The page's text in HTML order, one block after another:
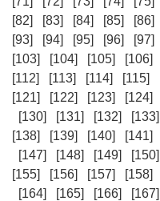
[82]
[83] [84] [85] [86]
[93]
[94] [95] [96] [97]
[103]
[104] [105] [106]
[112]
[113] [114] [115]
[121]
[122] [123] [124]
[130]
[131] [132] [133]
[138]
[139] [140] [141]
[147]
[148] [149] [150]
[155]
[156] [157] [158]
[164]
[165] [166] [167]